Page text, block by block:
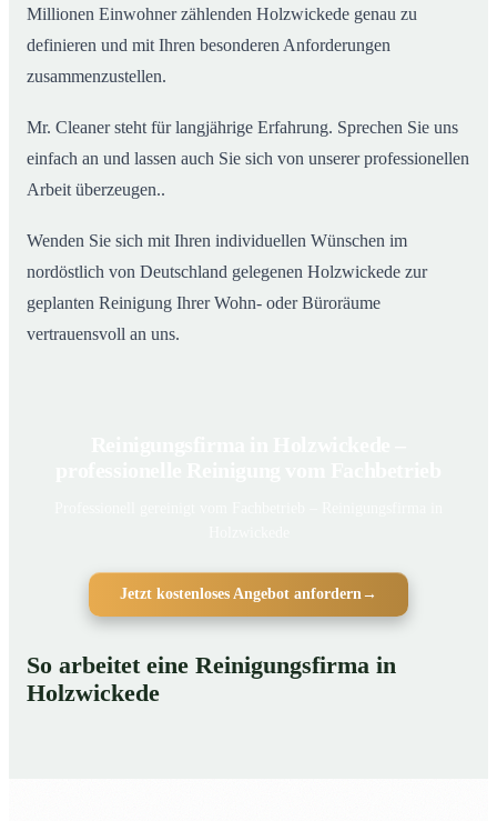
Millionen Einwohner zählenden Holzwickede genau zu
definieren und mit Ihren besonderen Anforderungen
zusammenzustellen.
Mr. Cleaner steht für langjährige Erfahrung. Sprechen Sie uns
einfach an und lassen auch Sie sich von unserer professionellen
Arbeit überzeugen..
Wenden Sie sich mit Ihren individuellen Wünschen im
nordöstlich von Deutschland gelegenen Holzwickede zur
geplanten Reinigung Ihrer Wohn- oder Büroräume
vertrauensvoll an uns.
Jetzt kostenloses Angebot anfordern →
So arbeitet eine Reinigungsfirma in
Holzwickede